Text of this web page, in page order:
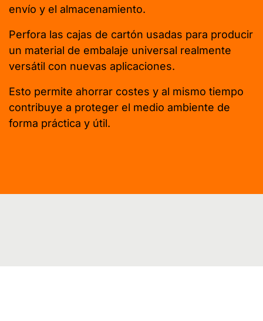
envío y el almacenamiento.
Perfora las cajas de cartón usadas para producir
un material de embalaje universal realmente
versátil con nuevas aplicaciones.
Esto permite ahorrar costes y al mismo tiempo
contribuye a proteger el medio ambiente de
forma práctica y útil.